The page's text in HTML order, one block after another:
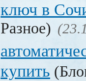
ключ в
Разное)
купить